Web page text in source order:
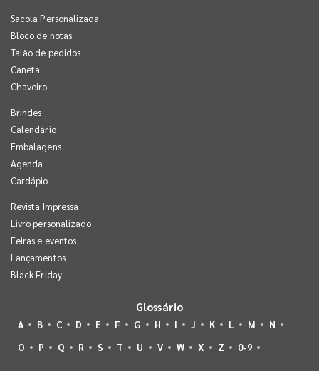
Sacola Personalizada
Bloco de notas
Talão de pedidos
Caneta
Chaveiro
Brindes
Calendário
Embalagens
Agenda
Cardápio
Revista Impressa
Livro personalizado
Feiras e eventos
Lançamentos
Black Friday
Glossário
A B C D E F G H I J K L M
N
O
P Q R S T U V W X Z 0-9